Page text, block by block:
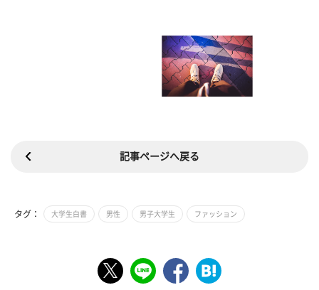
記事ページへ戻る
タグ： 大学生白書 男性 男子大学生 ファッション